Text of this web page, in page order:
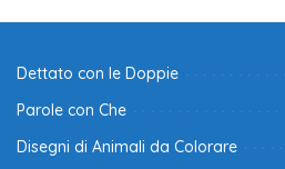
Dettato con le Doppie
Parole con Che
Disegni di Animali da Colorare